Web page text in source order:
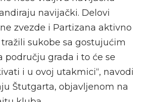
navijački. Delovi
zvezde i Partizana aktivno
sukobe sa gostujućim
području grada i to će se
i u ovoj utakmici“, navodi
Štutgarta, objavljenom na